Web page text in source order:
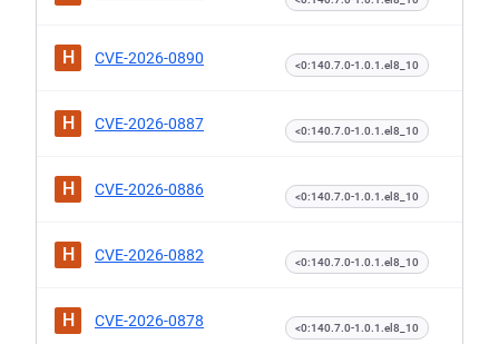
H CVE-2026-0890 <0:140.7.0-1.0.1.el8_10
H CVE-2026-0887 <0:140.7.0-1.0.1.el8_10
H CVE-2026-0886 <0:140.7.0-1.0.1.el8_10
H CVE-2026-0882 <0:140.7.0-1.0.1.el8_10
H CVE-2026-0878 <0:140.7.0-1.0.1.el8_10